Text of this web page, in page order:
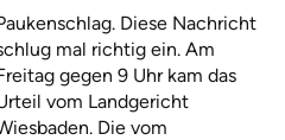
Diese Nachricht
mal richtig ein. Am
gegen 9 Uhr kam das
vom Landgericht
Die vom